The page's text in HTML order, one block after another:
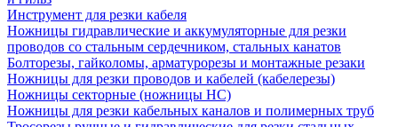
Инструмент для резки кабеля
Ножницы гидравлические и аккумуляторные для резки
проводов со стальным сердечником, стальных канатов
Болторезы, гайколомы, арматурорезы и монтажные резаки
Ножницы для резки проводов и кабелей (кабелерезы)
Ножницы секторные (ножницы НС)
Ножницы для резки кабельных каналов и полимерных труб